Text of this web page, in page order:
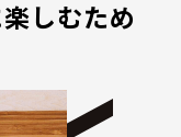
しむため